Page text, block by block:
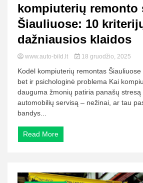
kompiuterių remonto
Šiauliuose: 10
dažniausios klaidos
www.auto-bild.lt 18 gruodžio, 2025
Kodėl kompiuterių remontas Šiauliuose
bet ir psichologinė problema Kai
dauguma žmonių patiria panašų
automobilių servisą – nežinai, ar tau
bandys...
Read More